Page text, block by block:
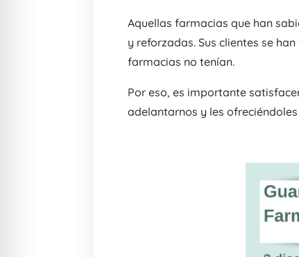
Aquellas farmacias que han
y reforzadas. Sus clientes se
farmacias no tenían.
Por eso, es importante
adelantarnos y les